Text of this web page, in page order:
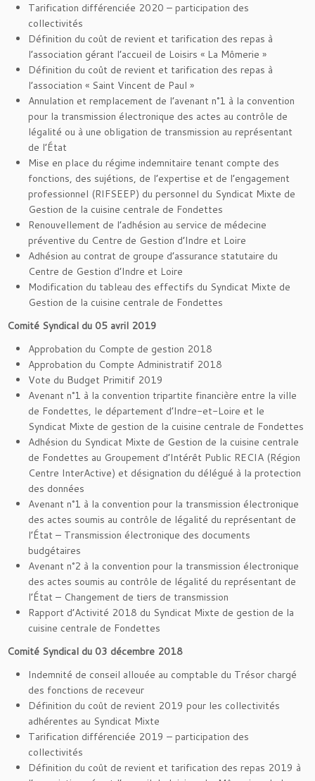
Tarification différenciée 2020 – participation des
collectivités
Définition du coût de revient et tarification des repas à
l’association gérant l’accueil de Loisirs « La Mômerie »
Définition du coût de revient et tarification des repas à
l’association « Saint Vincent de Paul »
Annulation et remplacement de l’avenant n°1 à la convention
pour la transmission électronique des actes au contrôle de
légalité ou à une obligation de transmission au représentant
de l’État
Mise en place du régime indemnitaire tenant compte des
fonctions, des sujétions, de l’expertise et de l’engagement
professionnel (RIFSEEP) du personnel du Syndicat Mixte de
Gestion de la cuisine centrale de Fondettes
Renouvellement de l’adhésion au service de médecine
préventive du Centre de Gestion d’Indre et Loire
Adhésion au contrat de groupe d’assurance statutaire du
Centre de Gestion d’Indre et Loire
Modification du tableau des effectifs du Syndicat Mixte de
Gestion de la cuisine centrale de Fondettes
Comité Syndical du 05 avril 2019
Approbation du Compte de gestion 2018
Approbation du Compte Administratif 2018
Vote du Budget Primitif 2019
Avenant n°1 à la convention tripartite financière entre la ville
de Fondettes, le département d’Indre-et-Loire et le
Syndicat Mixte de gestion de la cuisine centrale de Fondettes
Adhésion du Syndicat Mixte de Gestion de la cuisine centrale
de Fondettes au Groupement d’Intérêt Public RECIA (Région
Centre InterActive) et désignation du délégué à la protection
des données
Avenant n°1 à la convention pour la transmission électronique
des actes soumis au contrôle de légalité du représentant de
l’État – Transmission électronique des documents
budgétaires
Avenant n°2 à la convention pour la transmission électronique
des actes soumis au contrôle de légalité du représentant de
l’État – Changement de tiers de transmission
Rapport d’Activité 2018 du Syndicat Mixte de gestion de la
cuisine centrale de Fondettes
Comité Syndical du 03 décembre 2018
Indemnité de conseil allouée au comptable du Trésor chargé
des fonctions de receveur
Définition du coût de revient 2019 pour les collectivités
adhérentes au Syndicat Mixte
Tarification différenciée 2019 – participation des
collectivités
Définition du coût de revient et tarification des repas 2019 à